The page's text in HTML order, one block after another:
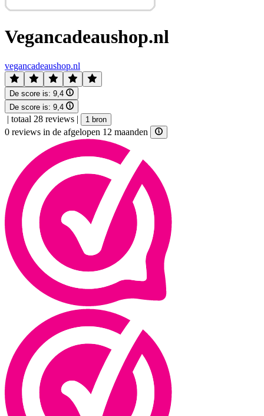
Vegancadeaushop.nl
vegancadeaushop.nl
De score is: 9,4
De score is: 9,4
| totaal 28 reviews | 1 bron
0 reviews in de afgelopen 12 maanden